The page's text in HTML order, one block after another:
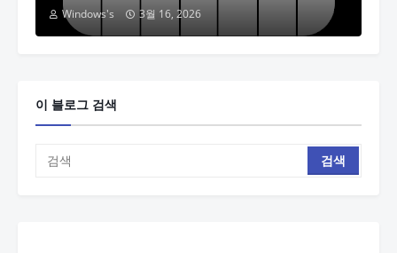
Windows's 3월 16, 2026
이 블로그 검색